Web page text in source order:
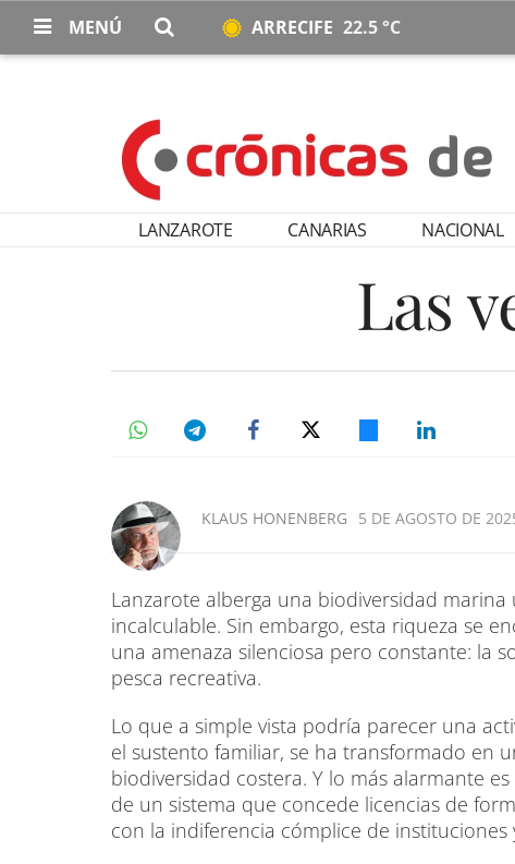
MENÚ ARRECIFE 22.5 °C
LANZAROTE CANARIAS NACIONAL
Las
KLAUS HONENBERG 5 DE AGOSTO DE
Lanzarote alberga una biodiversidad
incalculable. Sin embargo, esta riqueza se
una amenaza silenciosa pero constante: la
pesca recreativa.
Lo que a simple vista podría parecer una
el sustento familiar, se ha transformado en
biodiversidad costera. Y lo más alarmante
de un sistema que concede licencias de
con la indiferencia cómplice de instituciones